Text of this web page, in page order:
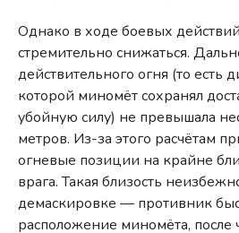
Однако в ходе боевых
стремительно снижаться.
действительного огня (то есть
которой миномёт сохранял
убойную силу) не превышала
метров. Из-за этого расчётам
огневые позиции на крайне
врага. Такая близость
демаскировке — противник
расположение миномёта, после